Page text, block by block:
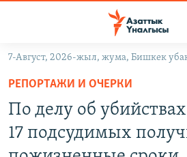
Навигацияга
өтүңүз
Издөөгө
салыңызКЫРГЫЗСТАН
ДҮЙНӨ
7-Август, 2026-жыл, жума, Бишкек
РЕПОРТАЖИ И ОЧЕРКИ
По делу об
17 подсудимых